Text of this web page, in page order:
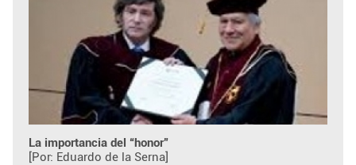
La importancia del “honor”
[Por: Eduardo de la Serna]